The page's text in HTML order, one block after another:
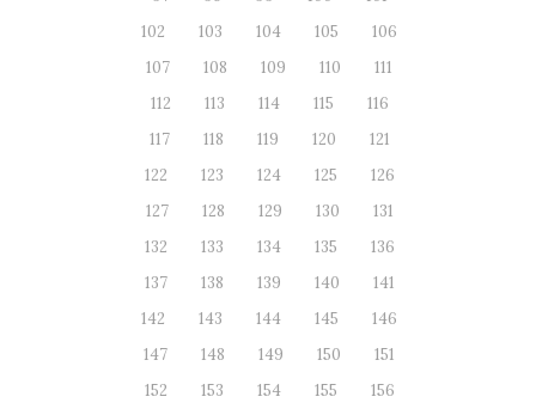
102
103 104 105
106
107
108 109 110
111
112
113 114 115
116
117
118 119 120
121
122
123 124 125
126
127
128 129 130
131
132
133 134 135
136
137
138 139 140
141
142
143 144 145
146
147
148 149 150
151
152
153 154 155
156